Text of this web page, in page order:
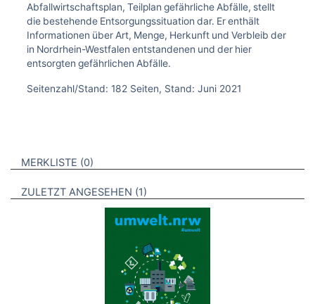
Abfallwirtschaftsplan, Teilplan gefährliche Abfälle, stellt
die bestehende Entsorgungssituation dar. Er enthält
Informationen über Art, Menge, Herkunft und Verbleib der
in Nordrhein-Westfalen entstandenen und der hier
entsorgten gefährlichen Abfälle.
Seitenzahl/Stand: 182 Seiten, Stand: Juni 2021
VERWEISE AUF VERMERKTE- ODER ZULETZT ANGESEHENE
MERKLISTE 0 BROSCHÜREN
ZULETZT ANGESEHEN 1 BROSCHÜREN